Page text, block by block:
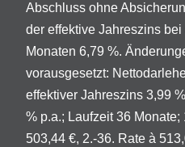
Abschluss ohne
der effektive Jahreszins
Monaten 6,79 %.
vorausgesetzt:
effektiver Jahreszins 3,99
% p.a.; Laufzeit 36
503,44 €, 2.-36. Rate à